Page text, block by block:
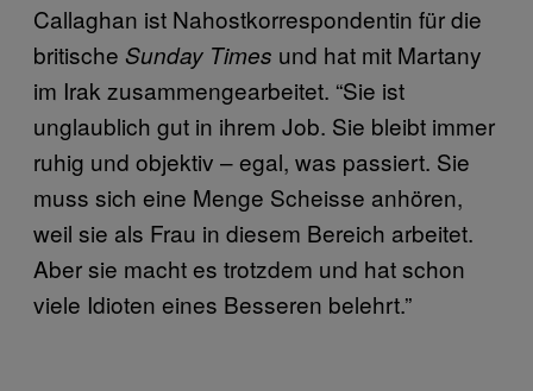
Callaghan ist Nahostkorrespondentin für die
britische Sunday Times und hat mit Martany
im Irak zusammengearbeitet. “Sie ist
unglaublich gut in ihrem Job. Sie bleibt immer
ruhig und objektiv – egal, was passiert. Sie
muss sich eine Menge Scheisse anhören,
weil sie als Frau in diesem Bereich arbeitet.
Aber sie macht es trotzdem und hat schon
viele Idioten eines Besseren belehrt.”